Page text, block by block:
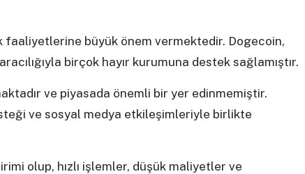
faaliyetlerine büyük önem vermektedir. Dogecoin,
birçok hayır kurumuna destek sağlamıştır.
ve piyasada önemli bir yer edinmemiştir.
ve sosyal medya etkileşimleriyle birlikte
olup, hızlı işlemler, düşük maliyetler ve